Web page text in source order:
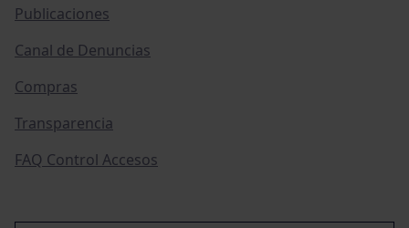
Publicaciones
Canal de Denuncias
Compras
Transparencia
FAQ Control Accesos